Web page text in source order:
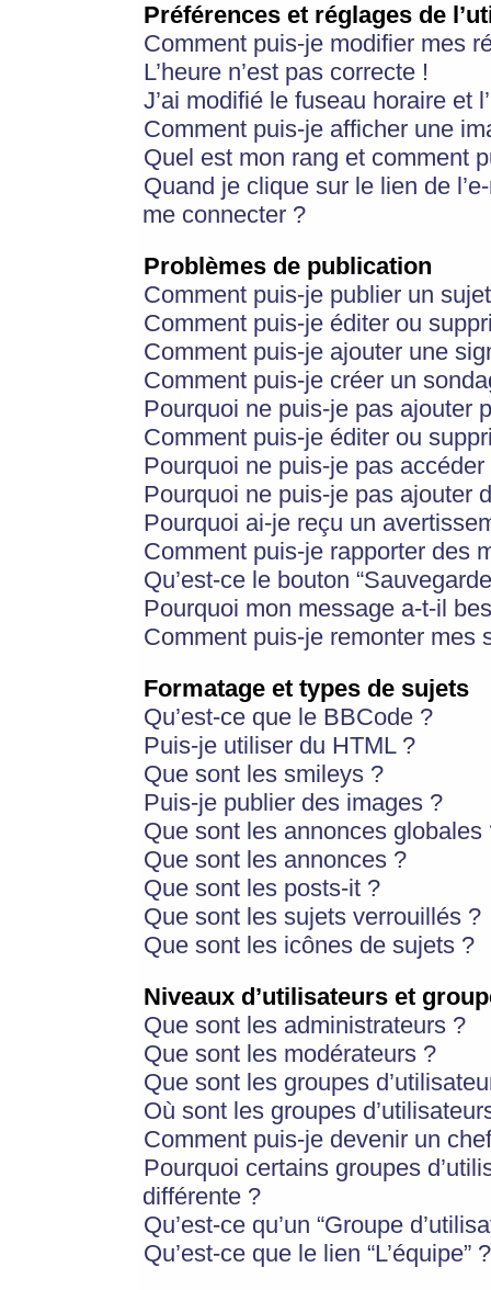
Préférences et réglages de
Comment puis-je modifier mes
L’heure n’est pas correcte !
J’ai modifié le fuseau horaire et
Comment puis-je afficher une
Quel est mon rang et comment
Quand je clique sur le lien de
me connecter ?
Problèmes de publication
Comment puis-je publier un
Comment puis-je éditer ou
Comment puis-je ajouter une
Comment puis-je créer un
Pourquoi ne puis-je pas ajouter
Comment puis-je éditer ou
Pourquoi ne puis-je pas
Pourquoi ne puis-je pas ajouter
Pourquoi ai-je reçu un
Comment puis-je rapporter des
Qu’est-ce le bouton
Pourquoi mon message a-t-il
Comment puis-je remonter mes
Formatage et types de sujets
Qu’est-ce que le BBCode ?
Puis-je utiliser du HTML ?
Que sont les smileys ?
Puis-je publier des images ?
Que sont les annonces globales
Que sont les annonces ?
Que sont les posts-it ?
Que sont les sujets verrouillés ?
Que sont les icônes de sujets ?
Niveaux d’utilisateurs et
Que sont les administrateurs ?
Que sont les modérateurs ?
Que sont les groupes
Où sont les groupes
Comment puis-je devenir un
Pourquoi certains groupes
différente ?
Qu’est-ce qu’un “Groupe
Qu’est-ce que le lien “L’équipe” ?